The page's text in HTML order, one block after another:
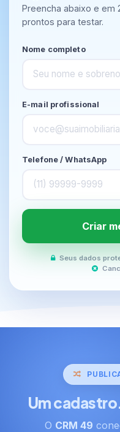
Preencha abaixo e em
prontos para testar.
Nome completo
E-mail profissional
Telefone / WhatsApp
Criar
Seus dados
Um
O CRM 49